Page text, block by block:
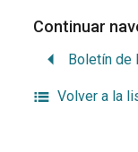
Continuar
Volver a la